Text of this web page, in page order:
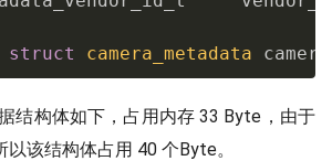
struct camera_metadata
结构体如下，占用内存 33 Byte，由于
该结构体占用 40 个Byte。